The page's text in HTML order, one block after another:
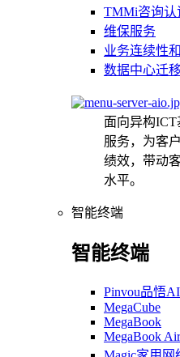
TMMi咨询认
维保服务
业务连续性
数据中心迁
面向异构
服务，为客
绩效，带动
水平。
智能终端
智能终端
Pinvou品悟
MegaCube
MegaBook
MegaBook Air